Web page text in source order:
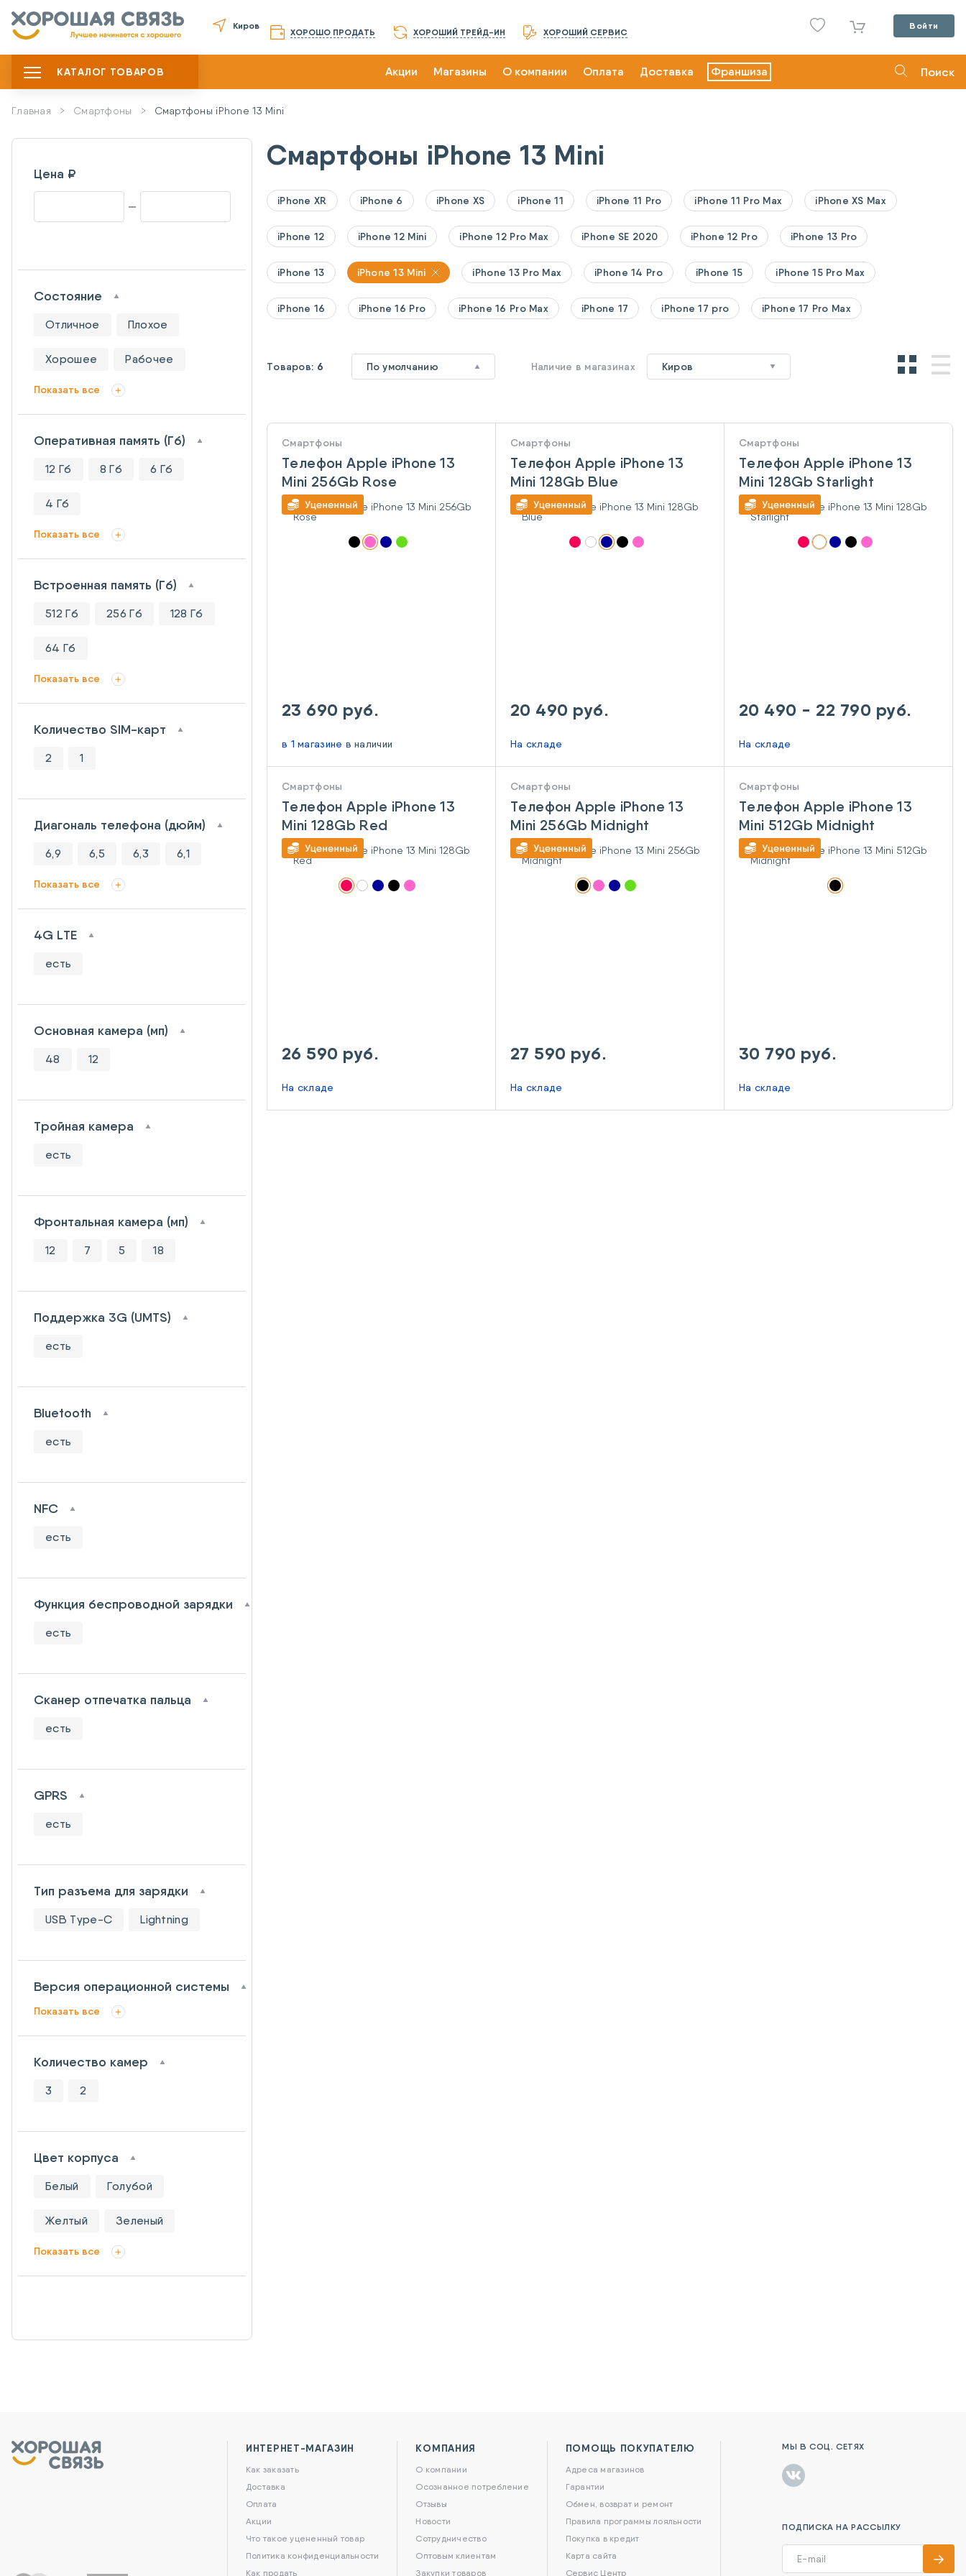
Киров
ХОРОШО ПРОДАТЬ ХОРОШИЙ ТРЕЙД-ИН ХОРОШИЙ СЕРВИС
Войти
КАТАЛОГ ТОВАРОВ Акции Магазины О компании Оплата Доставка Франшиза Поиск
Главная Смартфоны Смартфоны iPhone 13 Mini
Цена ₽
Состояние
Отличное Плохое
Хорошее Рабочее
Показать все
Оперативная память (Гб)
12 Гб 8 Гб 6 Гб
4 Гб
Показать все
Встроенная память (Гб)
512 Гб 256 Гб 128 Гб
64 Гб
Показать все
Количество SIM-карт
2 1
Диагональ телефона (дюйм)
6,9 6,5 6,3 6,1
Показать все
4G LTE
есть
Основная камера (мп)
48 12
Тройная камера
есть
Фронтальная камера (мп)
12 7 5 18
Поддержка 3G (UMTS)
есть
Bluetooth
есть
NFC
есть
Функция беспроводной зарядки
есть
Сканер отпечатка пальца
есть
GPRS
есть
Тип разъема для зарядки
USB Type-C Lightning
Версия операционной системы
Показать все
Количество камер
3 2
Цвет корпуса
Белый Голубой
Желтый Зеленый
Показать все
Смартфоны iPhone 13 Mini
iPhone XR iPhone 6 iPhone XS iPhone 11 iPhone 11 Pro iPhone 11 Pro Max iPhone XS Max
iPhone 12 iPhone 12 Mini iPhone 12 Pro Max iPhone SE 2020 iPhone 12 Pro iPhone 13 Pro
iPhone 13 iPhone 13 Mini iPhone 13 Pro Max iPhone 14 Pro iPhone 15 iPhone 15 Pro Max
iPhone 16 iPhone 16 Pro iPhone 16 Pro Max iPhone 17 iPhone 17 pro iPhone 17 Pro Max
Товаров: 6 По умолчанию Наличие в магазинах Киров
Смартфоны
Телефон Apple iPhone 13
Mini 256Gb Rose
23 690 руб.
в 1 магазине в наличии
Смартфоны
Телефон Apple iPhone 13
Mini 128Gb Blue
20 490 руб.
На складе
Смартфоны
Телефон Apple iPhone 13
Mini 128Gb Starlight
20 490 - 22 790 руб.
На складе
Смартфоны
Телефон Apple iPhone 13
Mini 128Gb Red
26 590 руб.
На складе
Смартфоны
Телефон Apple iPhone 13
Mini 256Gb Midnight
27 590 руб.
На складе
Смартфоны
Телефон Apple iPhone 13
Mini 512Gb Midnight
30 790 руб.
На складе
ИНТЕРНЕТ-МАГАЗИН
Как заказать
Доставка
Оплата
Акции
Что такое уцененный товар
Политика конфиденциальности
Как продать
КОМПАНИЯ
О компании
Осознанное потребление
Отзывы
Новости
Сотрудничество
Оптовым клиентам
Закупки товаров
ПОМОЩЬ ПОКУПАТЕЛЮ
Адреса магазинов
Гарантии
Обмен, возврат и ремонт
Правила программы лояльности
Покупка в кредит
Карта сайта
Сервис Центр
МЫ В СОЦ. СЕТЯХ
ПОДПИСКА НА РАССЫЛКУ